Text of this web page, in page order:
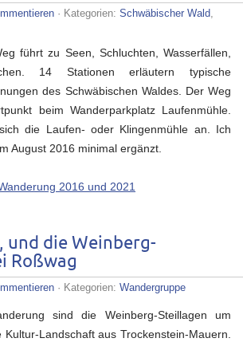
· Kategorien: Schwäbischer Wald,
führt zu Seen, Schluchten, Wasserfällen,
14 Stationen erläutern typische
des Schwäbischen Waldes. Der Weg
beim Wanderparkplatz Laufenmühle.
die Laufen- oder Klingenmühle an. Ich
August 2016 minimal ergänzt.
2016 und 2021
und die Weinberg-
Roßwag
· Kategorien: Wandergruppe
sind die Weinberg-Steillagen um
Landschaft aus Trockenstein-Mauern.